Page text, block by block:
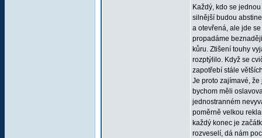
Každý, kdo se
silnější budou
a otevřená, ale jde
propadáme
kůru. Ztišení touhy
rozptýlilo. Když se
zapotřebí stále
Je proto zajímavé,
bychom měli
jednostranném
poměrně velkou
každý konec je
rozveselí, dá nám